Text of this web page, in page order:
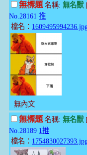
無標題名稱: 無名獸
No.28161 推
檔名：
無內文
無標題名稱: 無名獸
No.28189 1推
檔名：